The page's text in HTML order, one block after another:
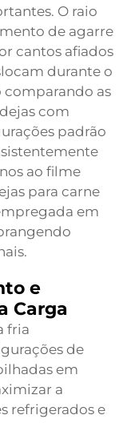
O raio
de agarre
cantos afiados
durante o
comparando as
com
padrão
ao filme
para carne
em
e
Carga
fria
de
em
a
refrigerados e